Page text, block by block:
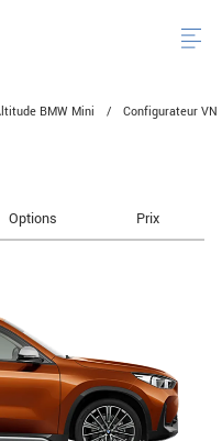
Altitude BMW Mini / Configurateur VN
Options Prix